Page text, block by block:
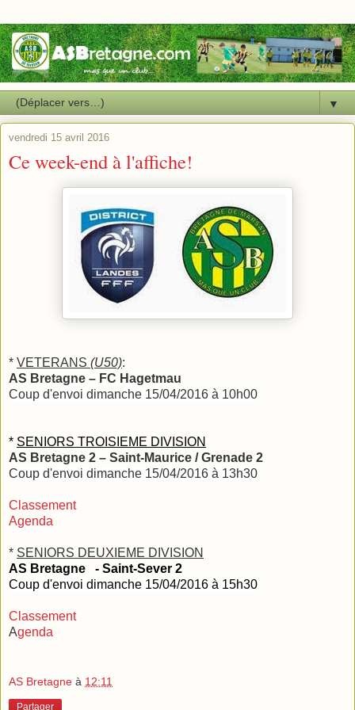
▼
vendredi 15 avril 2016
Ce week-end à l'affiche!
* VETERANS (U50):
AS Bretagne – FC Hagetmau
Coup d'envoi dimanche 15/04/2016 à 10h00
* SENIORS TROISIEME DIVISION
AS Bretagne 2 – Saint-Maurice / Grenade 2
Coup d'envoi dimanche 15/04/2016 à 13h30
Classement
Agenda
* SENIORS DEUXIEME DIVISION
AS Bretagne - Saint-Sever 2
Coup d'envoi dimanche 15/04/2016 à 15h30
Classement
Agenda
AS Bretagne à 12:11
Partager